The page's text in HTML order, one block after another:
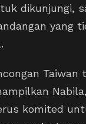
dikunjungi,
yang
Taiwan
komited